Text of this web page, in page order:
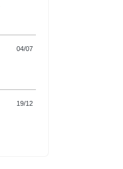
os
conteúdo
camarão
04/07
19/12